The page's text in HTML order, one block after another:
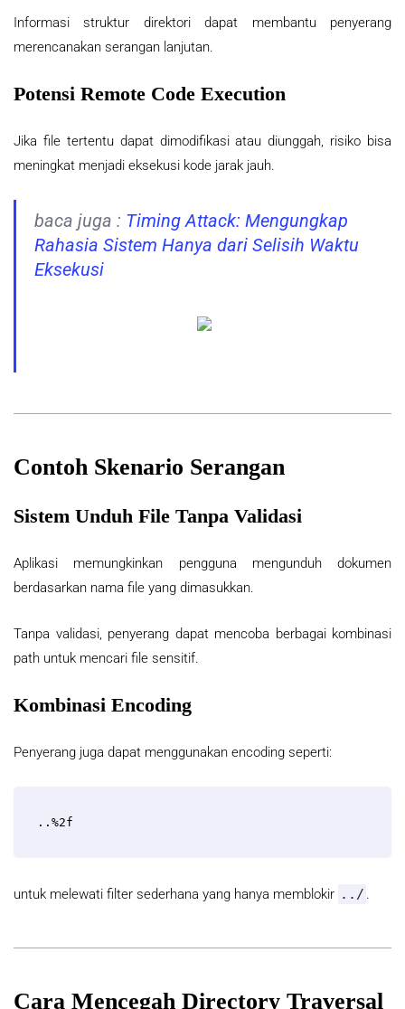
Informasi struktur direktori dapat membantu penyerang
merencanakan serangan lanjutan.
Potensi Remote Code Execution
Jika file tertentu dapat dimodifikasi atau diunggah, risiko bisa
meningkat menjadi eksekusi kode jarak jauh.
baca juga : Timing Attack: Mengungkap
Rahasia Sistem Hanya dari Selisih Waktu
Eksekusi
Contoh Skenario Serangan
Sistem Unduh File Tanpa Validasi
Aplikasi memungkinkan pengguna mengunduh dokumen
berdasarkan nama file yang dimasukkan.
Tanpa validasi, penyerang dapat mencoba berbagai kombinasi
path untuk mencari file sensitif.
Kombinasi Encoding
Penyerang juga dapat menggunakan encoding seperti:
..%2f
untuk melewati filter sederhana yang hanya memblokir ../ .
Cara Mencegah Directory Traversal